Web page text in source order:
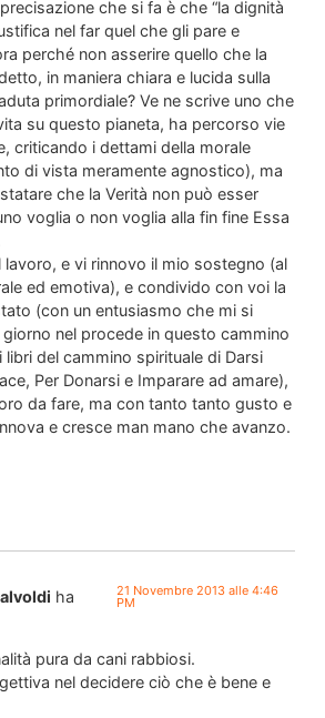
che si fa è che “la dignità
nel far quel che gli pare e
perché non asserire quello che la
in maniera chiara e lucida sulla
primordiale? Ve ne scrive uno che
su questo pianeta, ha percorso vie
criticando i dettami della morale
di vista meramente agnostico), ma
che la Verità non può esser
voglia o non voglia alla fin fine Essa
lavoro, e vi rinnovo il mio sostegno (al
ed emotiva), e condivido con voi la
(con un entusiasmo che mi si
nel procede in questo cammino
libri del cammino spirituale di Darsi
Per Donarsi e Imparare ad amare),
da fare, ma con tanto tanto gusto e
e cresce man mano che avanzo.
ha
21 Novembre 2013 alle 4:46
PM
pura da cani rabbiosi.
nel decidere ciò che è bene e